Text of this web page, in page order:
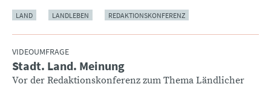
LAND LANDLEBEN REDAKTIONSKONFERENZ
VIDEOUMFRAGE
:Stadt. Land. Meinung
Vor der Redaktionskonferenz zum Thema Ländlicher